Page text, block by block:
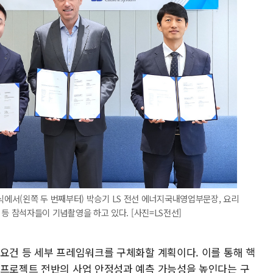
서(왼쪽 두 번째부터) 박승기 LS 전선 에너지국내영업부문장, 요리
참석자들이 기념촬영을 하고 있다. [사진=LS전선]
건 등 세부 프레임워크를 구체화할 계획이다. 이를 통해 핵
로젝트 전반의 사업 안정성과 예측 가능성을 높인다는 구